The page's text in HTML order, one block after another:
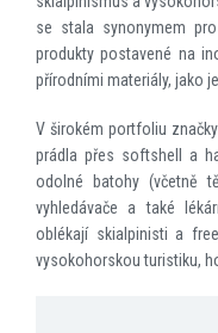
se stala synonymem
produkty postavené na
přírodními materiály, jako
V širokém portfoliu
prádla přes softshell a
odolné batohy (včetně
vyhledávače a také
oblékají skialpinisti a
vysokohorskou turistiku,